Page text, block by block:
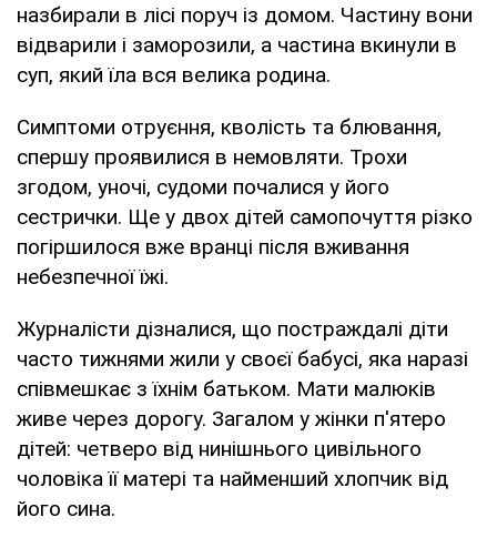
назбирали в лісі поруч із домом. Частину вони
відварили і заморозили, а частина вкинули в
суп, який їла вся велика родина.
Симптоми отруєння, кволість та блювання,
спершу проявилися в немовляти. Трохи
згодом, уночі, судоми почалися у його
сестрички. Ще у двох дітей самопочуття різко
погіршилося вже вранці після вживання
небезпечної їжі.
Журналісти дізналися, що постраждалі діти
часто тижнями жили у своєї бабусі, яка наразі
співмешкає з їхнім батьком. Мати малюків
живе через дорогу. Загалом у жінки п'ятеро
дітей: четверо від нинішнього цивільного
чоловіка її матері та найменший хлопчик від
його сина.